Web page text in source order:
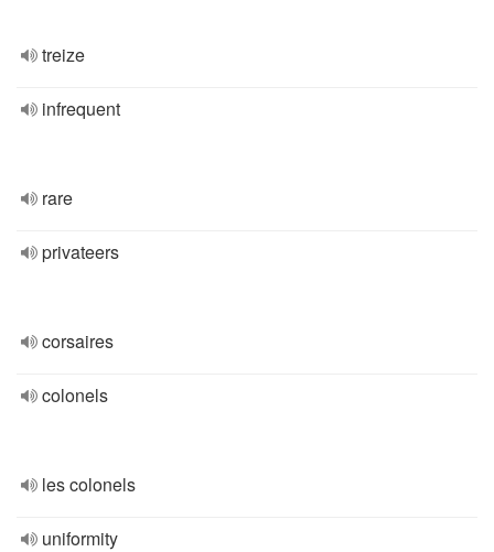
treize
infrequent
rare
privateers
corsaires
colonels
les colonels
uniformity